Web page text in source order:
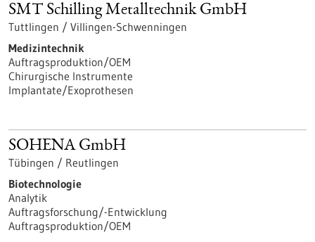
SMT Schilling Metalltechnik GmbH
Tuttlingen / Villingen-Schwenningen
Medizintechnik
Auftragsproduktion/OEM
Chirurgische Instrumente
Implantate/Exoprothesen
SOHENA GmbH
Tübingen / Reutlingen
Biotechnologie
Analytik
Auftragsforschung/-Entwicklung
Auftragsproduktion/OEM